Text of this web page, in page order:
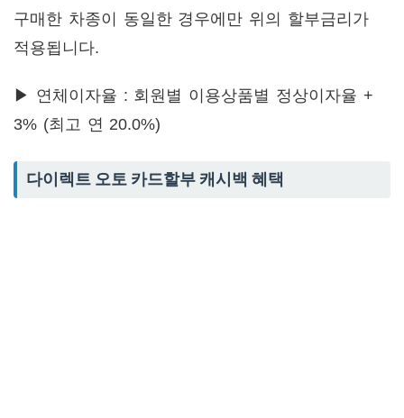
구매한 차종이 동일한 경우에만 위의 할부금리가
적용됩니다.
▶ 연체이자율 : 회원별 이용상품별 정상이자율 +
3% (최고 연 20.0%)
다이렉트 오토 카드할부 캐시백 혜택